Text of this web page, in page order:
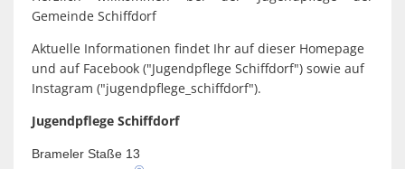
Kindertagesstätten
Gemeinde Schiffdorf
Aktuelle Informationen findet Ihr auf dieser Homepage
und auf Facebook ("Jugendpflege Schiffdorf") sowie auf
Instagram ("jugendpflege_schiffdorf").
Jugendpflege Schiffdorf
Brameler Staße 13